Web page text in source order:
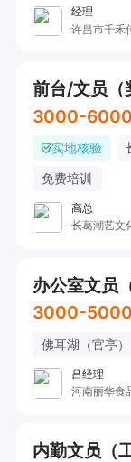
经理
许昌市千禾
前台/文员（
3000-6000
实地核验
免费培训
高总
长葛潮艺文
办公室文员
3000-5000
佛耳湖（官亭）
吕经理
河南丽华食
内勤文员（